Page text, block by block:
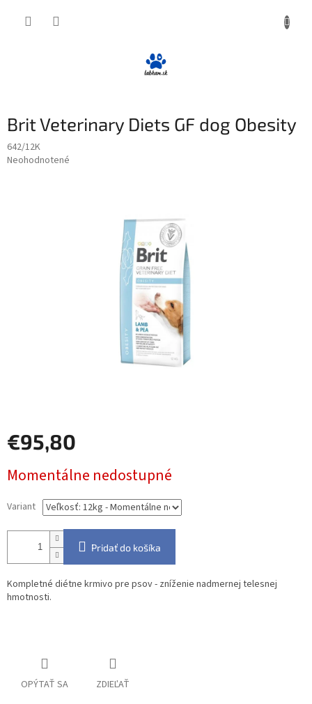
Brit Veterinary Diets GF dog Obesity
642/12K
Priemerné
Neohodnotené
€95,80
cena:
Momentálne nedostupné
Variant
Pridať do košíka
Kompletné diétne krmivo pre psov - zníženie nadmernej telesnej
hmotnosti.
OPÝTAŤ SA ZDIEĽAŤ